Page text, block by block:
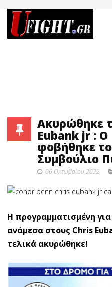
Ακυρώθηκε
Eubank jr : Ο
φοβήθηκε
Συμβούλιο
06 Οκτωβρίου 2022
Η προγραμματισμένη
ανάμεσα στους Chris
τελικά ακυρώθηκε!